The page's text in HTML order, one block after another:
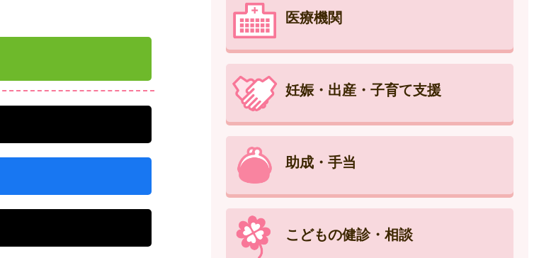
医療機関
妊娠・出産・子育て支援
助成・手当
こどもの健診・相談